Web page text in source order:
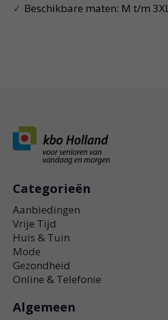
Beschikbare maten: M t/m 3XL
Categorieën
Aanbiedingen
Vrije Tijd
Huis & Tuin
Mode
Gezondheid
Online & Telefonie
Algemeen